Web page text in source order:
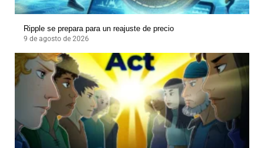
Ripple se prepara para un reajuste de precio
9 de agosto de 2026